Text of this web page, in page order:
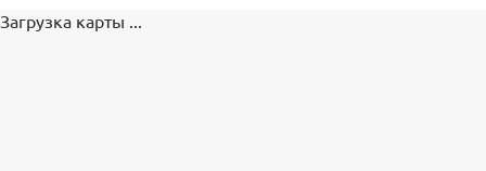
Загрузка карты ...